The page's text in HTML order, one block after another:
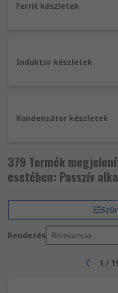
Ferrit készletek
Induktor készletek
Kondenzátor készletek
379 Termék
esetében: Passzív
Rendezés Relevancia
1 /